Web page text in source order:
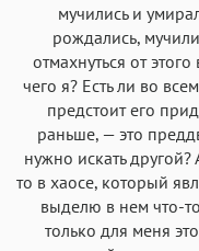
мучились и
рождались,
отмахнуться от
чего я? Есть ли во
предстоит его
раньше, — это
нужно искать
то в хаосе, который
выделю в нем что-
только для меня